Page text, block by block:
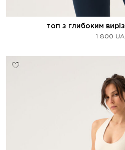
топ з глибоким
1 800